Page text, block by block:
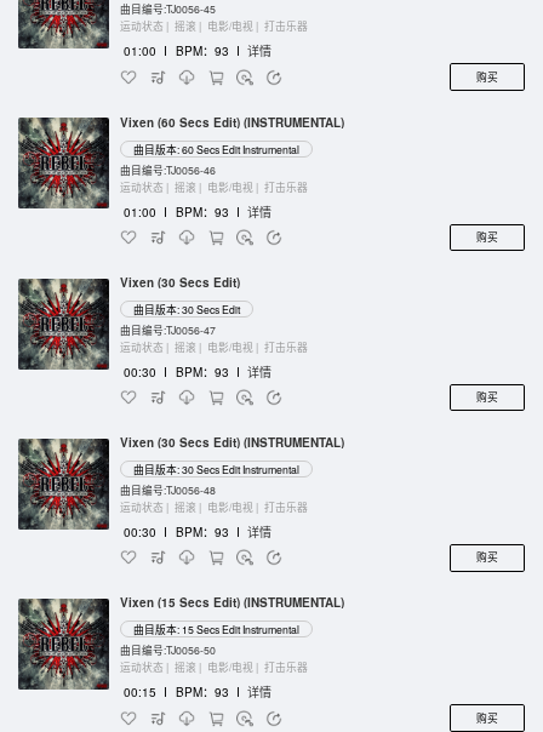
曲目编号:TJ0056-45
运动状态 | 摇滚 | 电影/电视 | 打击乐器
01:00 I BPM：93 I 详情
购买
Vixen (60 Secs Edit) (INSTRUMENTAL)
曲目版本: 60 Secs Edit Instrumental
曲目编号:TJ0056-46
运动状态 | 摇滚 | 电影/电视 | 打击乐器
01:00 I BPM：93 I 详情
购买
Vixen (30 Secs Edit)
曲目版本: 30 Secs Edit
曲目编号:TJ0056-47
运动状态 | 摇滚 | 电影/电视 | 打击乐器
00:30 I BPM：93 I 详情
购买
Vixen (30 Secs Edit) (INSTRUMENTAL)
曲目版本: 30 Secs Edit Instrumental
曲目编号:TJ0056-48
运动状态 | 摇滚 | 电影/电视 | 打击乐器
00:30 I BPM：93 I 详情
购买
Vixen (15 Secs Edit) (INSTRUMENTAL)
曲目版本: 15 Secs Edit Instrumental
曲目编号:TJ0056-50
运动状态 | 摇滚 | 电影/电视 | 打击乐器
00:15 I BPM：93 I 详情
购买